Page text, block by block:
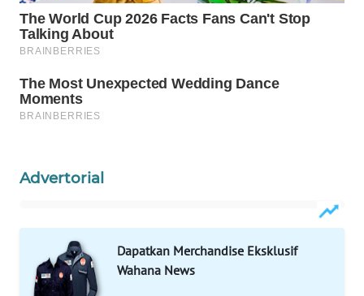
Advertorial
Dapatkan Merchandise Eksklusif
Wahana News
WAHANA
Wahana
KONSUMEN
MASYARAKAT
KELISTRIKAN
WALINKI
MAWAKA